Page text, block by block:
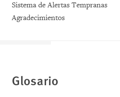
Sistema de Alertas Tempranas
Agradecimientos
Glosario